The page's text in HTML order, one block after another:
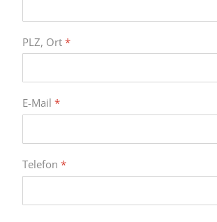
PLZ, Ort *
E-Mail *
Telefon *